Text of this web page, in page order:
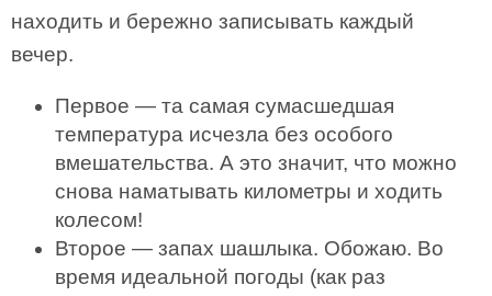
находить и бережно записывать каждый
вечер.
Первое — та самая сумасшедшая
температура исчезла без особого
вмешательства. А это значит, что можно
снова наматывать километры и ходить
колесом!
Второе — запах шашлыка. Обожаю. Во
время идеальной погоды (как раз